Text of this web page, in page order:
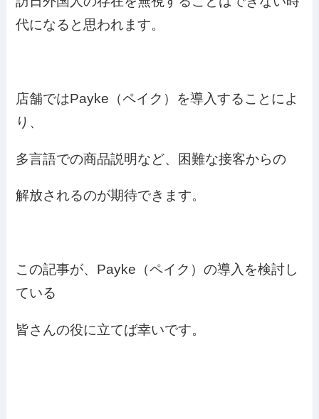
代になると思われます。
店舗ではPayke（ペイク）を導入することによ
り、
多言語での商品説明など、困難な接客からの
解放されるのが期待できます。
この記事が、Payke（ペイク）の導入を検討し
ている
皆さんの役に立てば幸いです。